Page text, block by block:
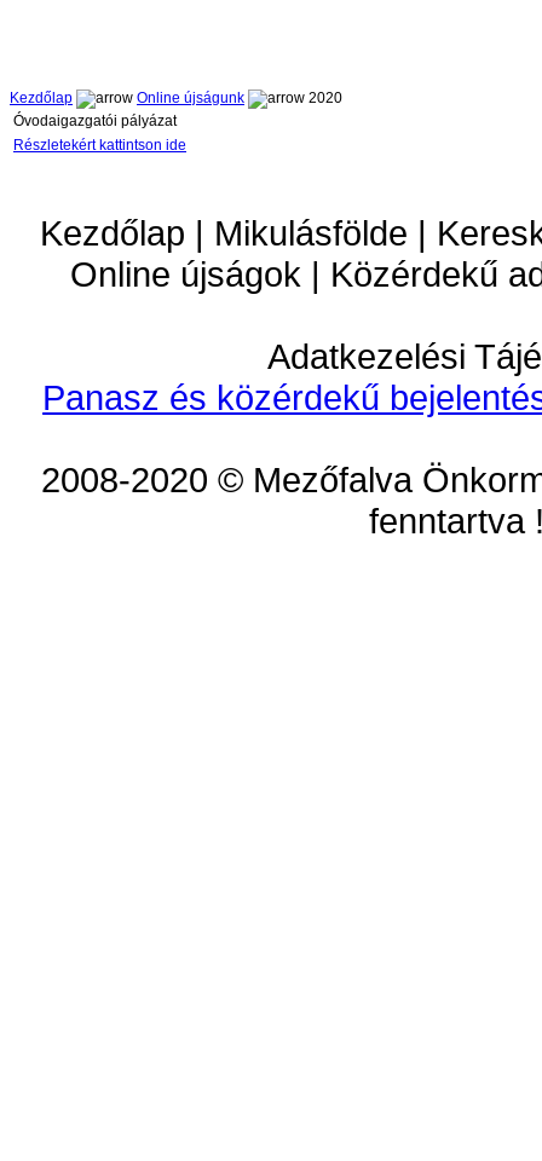
Kezdőlap Online újságunk
2020
Óvodaigazgatói pályázat
Részletekért kattintson ide
Kezdőlap | Mikulásfölde |
Online újságok | Közérdekű
Adatkezelési
Panasz és közérdekű
2008-2020 © Mezőfalva
fenntartva